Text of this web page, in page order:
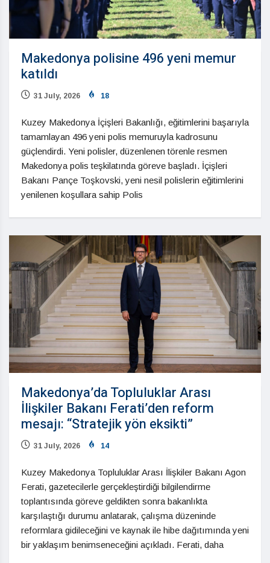
Makedonya polisine 496 yeni memur
katıldı
31 July, 2026 18
Kuzey Makedonya İçişleri Bakanlığı, eğitimlerini başarıyla
tamamlayan 496 yeni polis memuruyla kadrosunu
güçlendirdi. Yeni polisler, düzenlenen törenle resmen
Makedonya polis teşkilatında göreve başladı. İçişleri
Bakanı Pançe Toşkovski, yeni nesil polislerin eğitimlerini
yenilenen koşullara sahip Polis
Makedonya’da Topluluklar Arası
İlişkiler Bakanı Ferati’den reform
mesajı: “Stratejik yön eksikti”
31 July, 2026 14
Kuzey Makedonya Topluluklar Arası İlişkiler Bakanı Agon
Ferati, gazetecilerle gerçekleştirdiği bilgilendirme
toplantısında göreve geldikten sonra bakanlıkta
karşılaştığı durumu anlatarak, çalışma düzeninde
reformlara gidileceğini ve kaynak ile hibe dağıtımında yeni
bir yaklaşım benimseneceğini açıkladı. Ferati, daha